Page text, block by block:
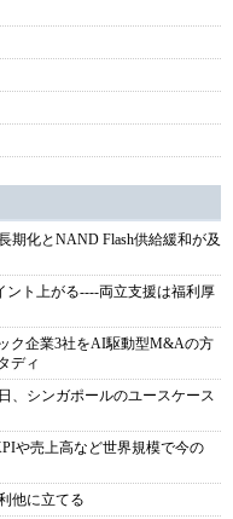
期化とNAND Flash供給緩和が及
ント上がる----両立支援は福利厚
ク企業3社をAI駆動型M&Aの方
ディ
、シンガポールのユースケース
や売上高など世界規模で今の
他に立てる